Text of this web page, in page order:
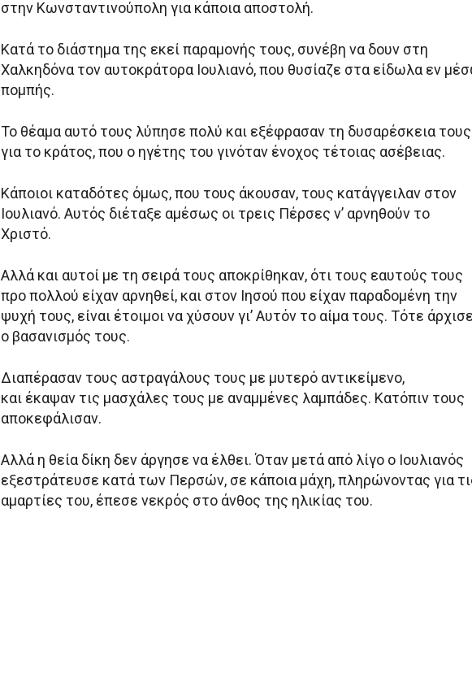
στην Κωνσταντινούπολη για κάποια αποστολή.
Κατά το διάστημα της εκεί παραμονής τους, συνέβη να δουν στη
Χαλκηδόνα τον αυτοκράτορα Ιουλιανό, που θυσίαζε στα είδωλα εν
πομπής.
Το θέαμα αυτό τους λύπησε πολύ και εξέφρασαν τη δυσαρέσκεια τους
για το κράτος, που ο ηγέτης του γινόταν ένοχος τέτοιας ασέβειας.
Κάποιοι καταδότες όμως, που τους άκουσαν, τους κατάγγειλαν στον
Ιουλιανό. Αυτός διέταξε αμέσως οι τρεις Πέρσες ν’ αρνηθούν το
Χριστό.
Αλλά και αυτοί με τη σειρά τους αποκρίθηκαν, ότι τους εαυτούς τους
προ πολλού είχαν αρνηθεί, και στον Ιησού που είχαν παραδομένη την
ψυχή τους, είναι έτοιμοι να χύσουν γι’ Αυτόν το αίμα τους. Τότε άρχισε
ο βασανισμός τους.
Διαπέρασαν τους αστραγάλους τους με μυτερό αντικείμενο,
και έκαψαν τις μασχάλες τους με αναμμένες λαμπάδες. Κατόπιν τους
αποκεφάλισαν.
Αλλά η θεία δίκη δεν άργησε να έλθει. Όταν μετά από λίγο ο Ιουλιανός
εξεστράτευσε κατά των Περσών, σε κάποια μάχη, πληρώνοντας για
αμαρτίες του, έπεσε νεκρός στο άνθος της ηλικίας του.